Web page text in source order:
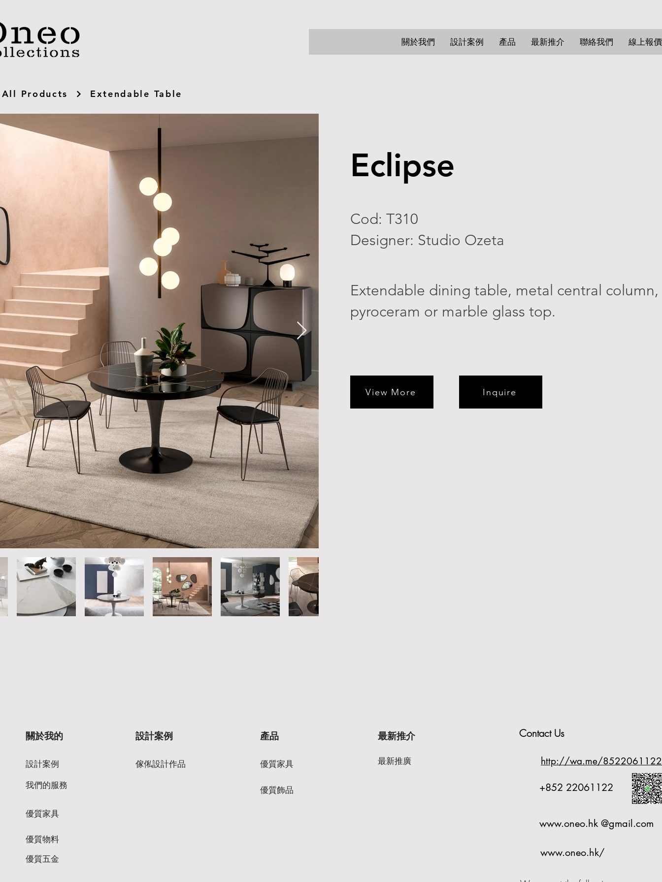
關於我們 設計案例 產品 最新推介 聯絡我們 線上報價
All Products Extendable Table
Eclipse
Cod: T310
Designer: Studio Ozeta
Extendable dining table, metal central column,
pyroceram or marble glass top.
View More Inquire
關於我的
設計案例
設計案例
傢俬設計作品
我們的服務
產品
優質家具
最新推介
最新推廣
優質飾品
優質家具
優質物料
優質五金
Contact Us
http://wa.me/8522061122
+852 22061122
www.oneo.hk @gmail.com
www.oneo.hk/